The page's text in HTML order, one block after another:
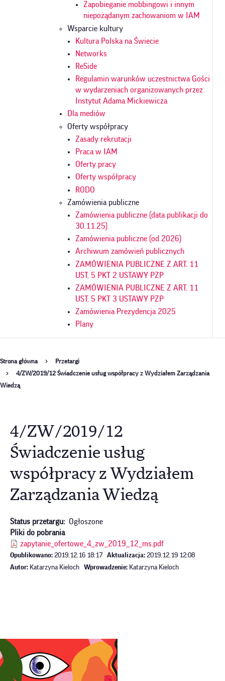
Zapobieganie mobbingowi i innym
niepożądanym zachowaniom w IAM
Wsparcie kultury
Kultura Polska na Świecie
Networks
ReSide
Regulamin warunków uczestnictwa Gości
w wydarzeniach organizowanych przez
Instytut Adama Mickiewicza
Dla mediów
Oferty współpracy
Zasady rekrutacji
Praca w IAM
Oferty pracy
Oferty współpracy
RODO
Zamówienia publiczne
Zamówienia publiczne (data publikacji do
30.11.25)
Zamówienia publiczne (od 2026)
Archiwum zamówień publicznych
ZAMÓWIENIA PUBLICZNE Z ART. 11
UST. 5 PKT 2 USTAWY PZP
ZAMÓWIENIA PUBLICZNE Z ART. 11
UST. 5 PKT 3 USTAWY PZP
Zamówienia Prezydencja 2025
Plany
Ścieżka
nawigacyjna
Strona główna
Przetargi
4/ZW/2019/12 Świadczenie usług współpracy z Wydziałem Zarządzania
Wiedzą
4/ZW/2019/12
Świadczenie usług
współpracy z Wydziałem
Zarządzania Wiedzą
Status przetargu
Ogłoszone
Pliki do pobrania
zapytanie_ofertowe_4_zw_2019_12_ms.pdf
Opublikowano: 2019.12.16 18:17 Aktualizacja: 2019.12.19 12:08
Autor: Katarzyna Kieloch Wprowadzenie: Katarzyna Kieloch